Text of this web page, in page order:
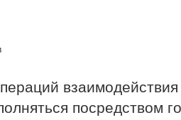
посредством